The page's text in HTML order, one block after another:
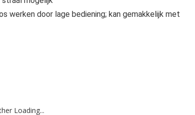
werken door lage bediening; kan gemakkelijk met
Loading...